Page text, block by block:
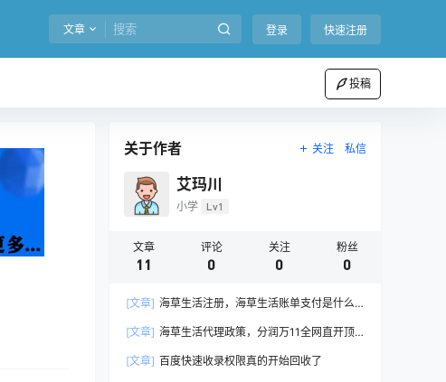
文章 登录 快速注册
投稿
关于作者 关注 私信
艾玛川
小学 Lv1
文章
11
评论
0
关注
0
粉丝
0
[文章] 海草生活注册，海草生活账单支付是什么
[文章] 海草生活代理政策，分润万11全网直开顶
[文章] 百度快速收录权限真的开始回收了